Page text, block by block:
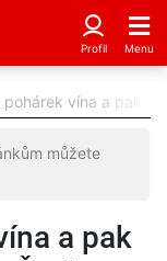
pohárek vína a pak
můžete
a pak